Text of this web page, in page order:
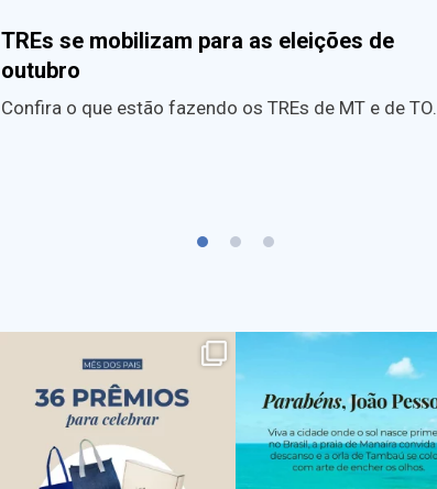
TREs se mobilizam para as eleições de
outubro
Confira o que estão fazendo os TREs de MT e de TO.